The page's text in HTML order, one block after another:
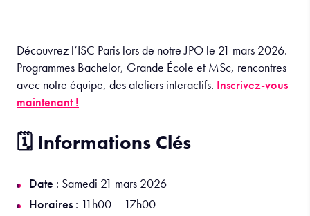
Découvrez l’ISC Paris lors de notre JPO le 21 mars 2026.
Programmes Bachelor, Grande École et MSc, rencontres
avec notre équipe, des ateliers interactifs. Inscrivez-vous
maintenant !
🗓️ Informations Clés
Date : Samedi 21 mars 2026
Horaires : 11h00 – 17h00